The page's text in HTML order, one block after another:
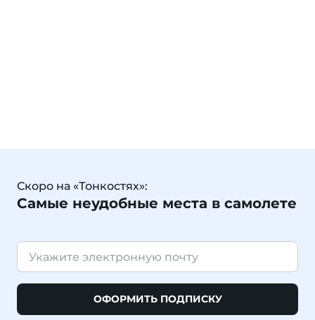
Скоро на «Тонкостях»:
Самые неудобные места в самолете
ОФОРМИТЬ ПОДПИСКУ